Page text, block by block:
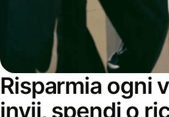
Risparmia ogni
invii, spendi o